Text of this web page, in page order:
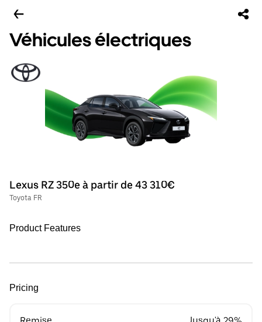
Véhicules électriques
Lexus RZ 350e à partir de 43 310€
Toyota FR
Product Features
Pricing